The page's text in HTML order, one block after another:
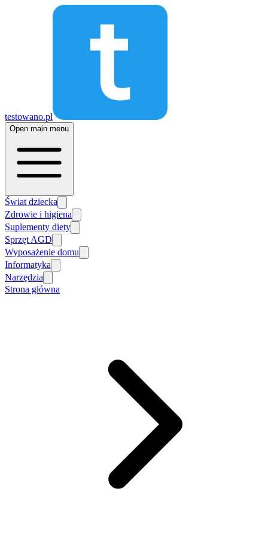
testowano.pl
Open main menu
Świat dziecka
Zdrowie i higiena
Suplementy diety
Sprzęt AGD
Wyposażenie domu
Informatyka
Narzędzia
Strona główna